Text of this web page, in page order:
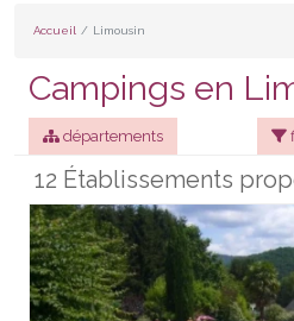
Accueil Limousin
Campings en
départements
12 Établissements